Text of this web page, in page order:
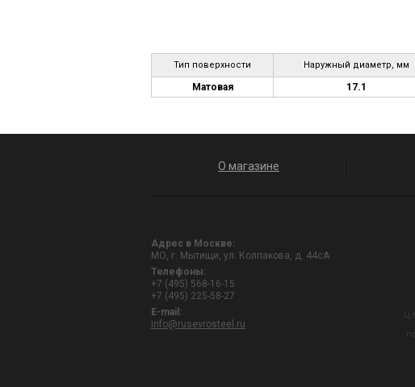
Тип поверхности Наружный диаметр, мм
Матовая 17.1
О магазине
Адрес в Москве:
МО, г. Мытищи, ул. Колпакова, д. 44сА
Телефоны:
+7 (495) 568-16-15
+7 (495) 225-58-27
E-mail:
info@rusevrosteel.ru